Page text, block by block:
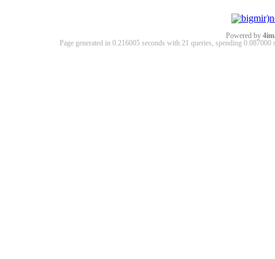
Powered by
Page generated in 0.216005 seconds with 21 queries, spending